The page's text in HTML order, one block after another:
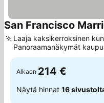
San Francisco
Laaja kaksikerroksinen
Panoraamanäkymät
lahdelle
Alkaen 214 €
Näytä hinnat 16